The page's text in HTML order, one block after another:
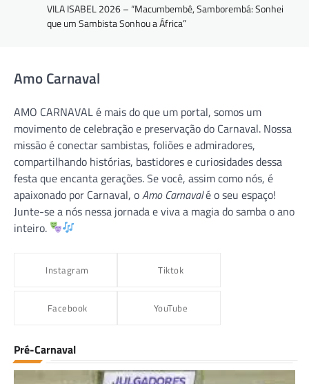
VILA ISABEL 2026 – “Macumbembê, Samborembá: Sonhei
que um Sambista Sonhou a África”
Amo Carnaval
AMO CARNAVAL é mais do que um portal, somos um
movimento de celebração e preservação do Carnaval. Nossa
missão é conectar sambistas, foliões e admiradores,
compartilhando histórias, bastidores e curiosidades dessa
festa que encanta gerações. Se você, assim como nós, é
apaixonado por Carnaval, oAmo Carnavalé o seu espaço!
Junte-se a nós nessa jornada e viva a magia do samba o ano
inteiro.
Instagram Tiktok
Facebook YouTube
Pré-Carnaval